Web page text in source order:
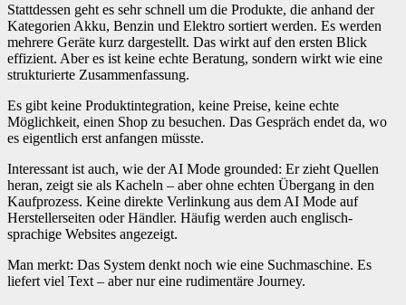
Stattdessen geht es sehr schnell um die Produkte, die anhand der
Kategorien Akku, Benzin und Elektro sortiert werden. Es werden
mehrere Geräte kurz dargestellt. Das wirkt auf den ersten Blick
effizient. Aber es ist keine echte Beratung, sondern wirkt wie eine
strukturierte Zusammenfassung.
Es gibt keine Produktintegration, keine Preise, keine echte
Möglichkeit, einen Shop zu besuchen. Das Gespräch endet da, wo
es eigentlich erst anfangen müsste.
Interessant ist auch, wie der AI Mode grounded: Er zieht Quellen
heran, zeigt sie als Kacheln – aber ohne echten Übergang in den
Kaufprozess. Keine direkte Verlinkung aus dem AI Mode auf
Herstellerseiten oder Händler. Häufig werden auch englisch-
sprachige Websites angezeigt.
Man merkt: Das System denkt noch wie eine Suchmaschine. Es
liefert viel Text – aber nur eine rudimentäre Journey.